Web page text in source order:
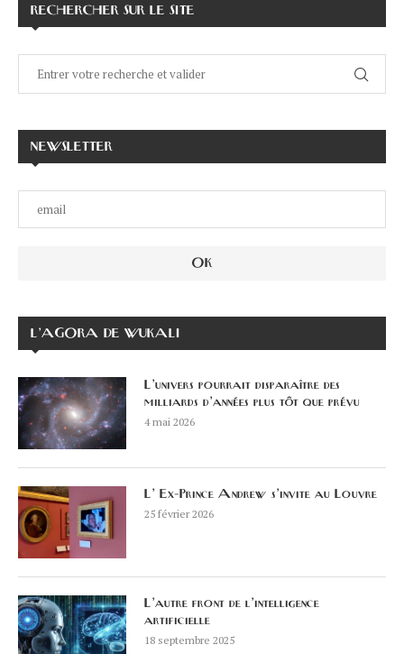
RECHERCHER SUR LE SITE
NEWSLETTER
L’AGORA DE WUKALI
L’univers pourrait disparaître des
milliards d’années plus tôt que prévu
4 mai 2026
L’ Ex-Prince Andrew s’invite au Louvre
25 février 2026
L’autre front de l’intelligence
artificielle
18 septembre 2025